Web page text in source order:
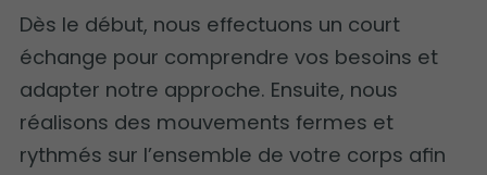
Dès le début, nous effectuons un court
échange pour comprendre vos besoins et
adapter notre approche. Ensuite, nous
réalisons des mouvements fermes et
rythmés sur l’ensemble de votre corps afin